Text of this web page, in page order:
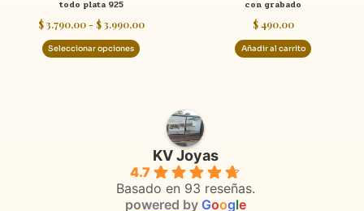
todo plata 925
$3.790,00 - $3.990,00
Seleccionar opciones
de
producto
con grabado
$490,00
Añadir al carrito
KV Joyas
4.7
Basado en 93 reseñas.
powered by Google